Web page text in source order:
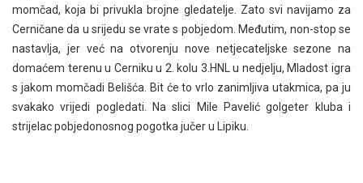
momčad, koja bi privukla brojne gledatelje. Zato svi navijamo za
Cerničane da u srijedu se vrate s pobjedom. Međutim, non-stop se
nastavlja, jer već na otvorenju nove netjecateljske sezone na
domaćem terenu u Cerniku u 2. kolu 3.HNL u nedjelju, Mladost igra
s jakom momčadi Belišća. Bit će to vrlo zanimljiva utakmica, pa ju
svakako vrijedi pogledati. Na slici Mile Pavelić golgeter kluba i
strijelac pobjedonosnog pogotka jučer u Lipiku.